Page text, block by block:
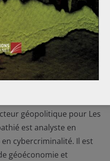
France – Biographie
géopolitique pour Les
est analyste en
cybercriminalité. Il est
géoéconomie et